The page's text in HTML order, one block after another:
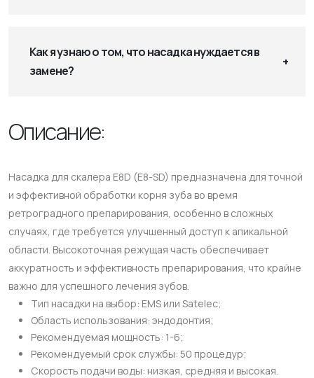
Как я узнаю о том, что насадка нуждается в
замене?
Описание:
Насадка для скалера E8D (E8-SD) предназначена для точной
и эффективной обработки корня зуба во время
ретроградного препарирования, особенно в сложных
случаях, где требуется улучшенный доступ к апикальной
области. Высокоточная режущая часть обеспечивает
аккуратность и эффективность препарирования, что крайне
важно для успешного лечения зубов.
Тип насадки на выбор: EMS или Satelec;
Область использования: эндодонтия;
Рекомендуемая мощность: 1-6;
Рекомендуемый срок службы: 50 процедур;
Скорость подачи воды: низкая, средняя и высокая.